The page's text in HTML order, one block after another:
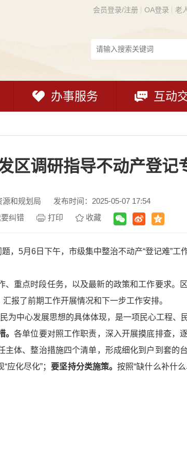
会员登录/注册 OA登录 老
办事服务 互动
区调研指导不动产登记
源和规划局
发布时间：2025-05-07 17:54
纠错 打印 收藏
，5月6日下午，市级集中整治不动产“登记难”工
重点时段任务，以及最新的政策和工作要求。
报了前期工作开展情况和下一步工作安排。
为中心发展思想的具体体现，是一项民心工程、
。各单位要对照工作职责，深入开展摸底排查，
体、整治措施四个清单，形成细化到户到套的台
应化尽化”；要坚持分类施策。按照“缺什么补什